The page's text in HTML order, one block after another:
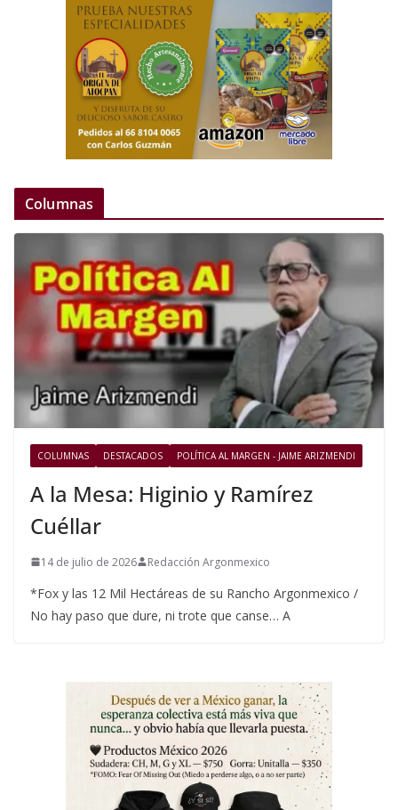
Columnas
COLUMNAS DESTACADOS POLÍTICA AL MARGEN - JAIME ARIZMENDI
A la Mesa: Higinio y Ramírez
Cuéllar
14 de julio de 2026 Redacción Argonmexico
*Fox y las 12 Mil Hectáreas de su Rancho Argonmexico /
No hay paso que dure, ni trote que canse… A